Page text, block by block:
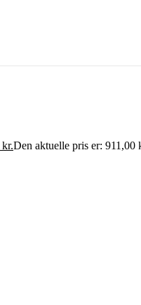
kr.Den aktuelle pris er: 911,00